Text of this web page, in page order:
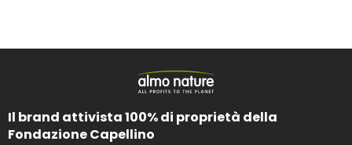
Il brand attivista 100% di proprietà della
Fondazione Capellino